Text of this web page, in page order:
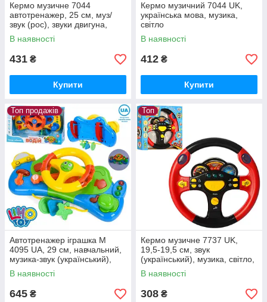
Кермо музичне 7044
автотренажер, 25 см, муз/
звук (рос), звуки двигуна,
світло
В наявності
431 ₴
Купити
Кермо музичний 7044 UK,
українська мова, музика,
світло
В наявності
412 ₴
Купити
Топ продажів
Автотренажер іграшка M
4095 UA, 29 см, навчальний,
музика-звук (український),
світло
В наявності
645 ₴
Топ
Кермо музичне 7737 UK,
19,5-19,5 см, звук
(український), музика, світло,
правила світлофора
В наявності
308 ₴